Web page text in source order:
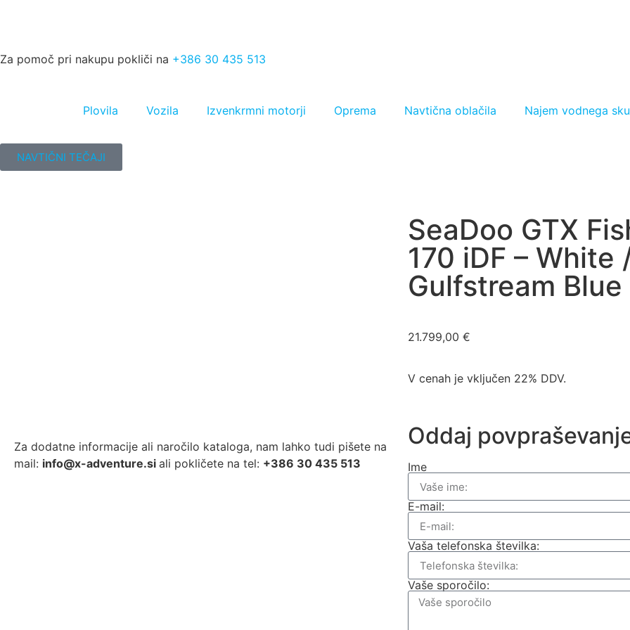
Za pomoč pri nakupu pokliči na +386 30 435 513
Plovila Vozila Izvenkrmni motorji Oprema Navtična oblačila Najem vodnega
NAVTIČNI TEČAJI
Za dodatne informacije ali naročilo kataloga, nam lahko tudi pišete na
mail: info@x-adventure.si ali pokličete na tel: +386 30 435 513
SeaDoo GTX
170 iDF – White
Gulfstream Blue
21.799,00 €
V cenah je vključen 22% DDV.
Oddaj
Ime
E-mail:
Vaša telefonska številka:
Vaše sporočilo: